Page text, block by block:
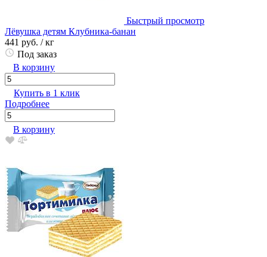
Быстрый просмотр
Лёвушка детям Клубника-банан
441 руб. / кг
Под заказ
В корзину
Купить в 1 клик
Подробнее
В корзину